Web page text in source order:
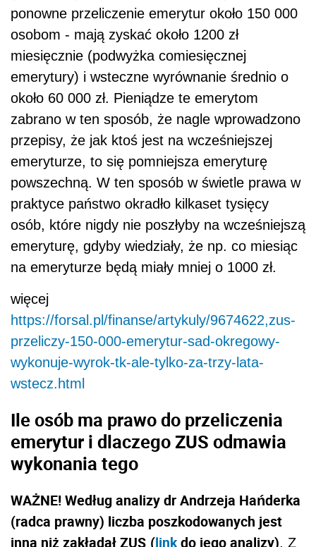
ponowne przeliczenie emerytur około 150 000
osobom - mają zyskać około 1200 zł
miesięcznie (podwyżka comiesięcznej
emerytury) i wsteczne wyrównanie średnio o
około 60 000 zł. Pieniądze te emerytom
zabrano w ten sposób, że nagle wprowadzono
przepisy, że jak ktoś jest na wcześniejszej
emeryturze, to się pomniejsza emeryturę
powszechną. W ten sposób w świetle prawa w
praktyce państwo okradło kilkaset tysięcy
osób, które nigdy nie poszłyby na wcześniejszą
emeryturę, gdyby wiedziały, że np. co miesiąc
na emeryturze będą miały mniej o 1000 zł.
więcej
https://forsal.pl/finanse/artykuly/9674622,zus-
przeliczy-150-000-emerytur-sad-okregowy-
wykonuje-wyrok-tk-ale-tylko-za-trzy-lata-
wstecz.html
Ile osób ma prawo do przeliczenia
emerytur i dlaczego ZUS odmawia
wykonania tego
WAŻNE! Według analizy dr Andrzeja Hańderka
(radca prawny) liczba poszkodowanych jest
inna niż zakładał ZUS (linkdo jego analizy). Z